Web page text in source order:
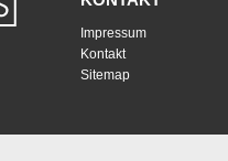
Impressum
Kontakt
Sitemap